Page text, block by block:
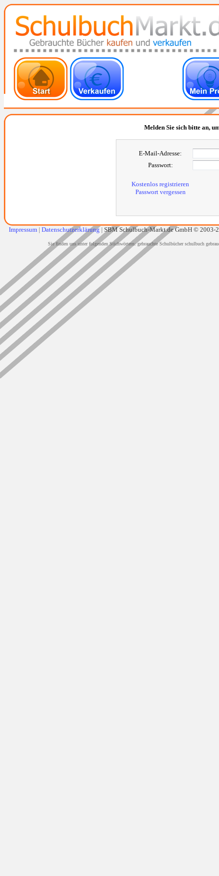
Melden Sie sich bitte an,
E-Mail-Adresse:
Passwort:
Kostenlos registrieren
Passwort vergessen
Impressum | Datenschutzerklärung | SBM Schulbuch-Markt.de GmbH © 2003-
Sie finden uns unter folgenden Stichwörtern: gebrauchte Schulbücher schulbuch